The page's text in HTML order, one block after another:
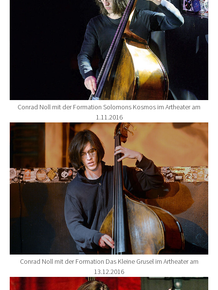
Conrad Noll mit der Formation Solomons Kosmos im Artheater am
1.11.2016
Show larger version for:
Conrad Noll mit der Formation Das Kleine Grusel im Artheater am
13.12.2016
Show larger version for: